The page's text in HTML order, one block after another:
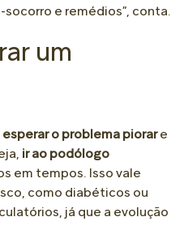
e remédios”, conta.
um
esperar o problema piorare
ir ao podólogo
em tempos. Isso vale
como diabéticos ou
já que a evolução